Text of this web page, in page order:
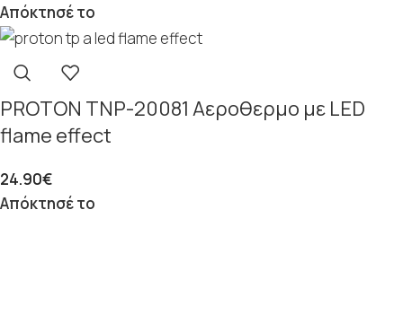
Απόκτησέ το
PROTON TΝP-20081 Aεροθερμο με LED
flame effect
24.90€
Απόκτησέ το